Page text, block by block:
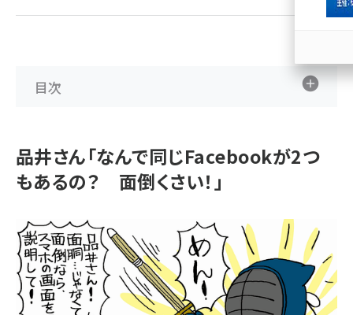
目次
品井さん「なんで同じFacebookが2つ
もあるの？ 面倒くさい！」